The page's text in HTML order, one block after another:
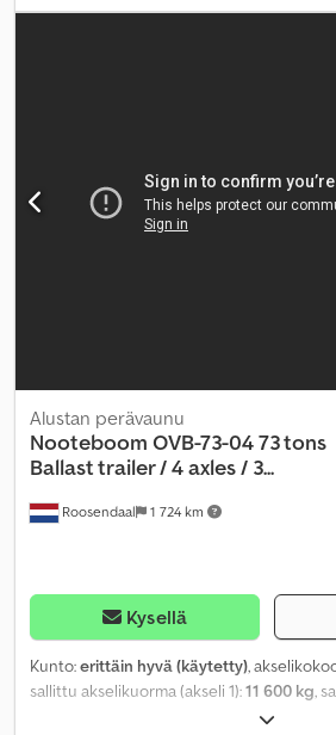
kokonaispituus:13 700 mm,
Roosendaal 1 724 km
Alustan perävaunu
Nooteboom OVB-73-04 73 tons
Ballast trailer / 4 axles / 3...
Kysellä
Kunto:erittäin hyvä (käytetty),
sallittu akselikuorma (akseli 1):11 600 kg,
, sallittu akselikuorma